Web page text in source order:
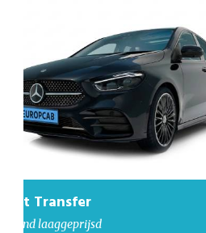
Budget Transfer
Laaggeprijsd minibus